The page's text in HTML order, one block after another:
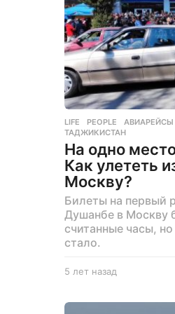
LIFE ,PEOPLE АВИАРЕЙСЫ
ТАДЖИКИСТАН
На одно
Как улететь
Москву?
Билеты на первый
Душанбе в Москву
считанные часы,
стало.
5 лет назад